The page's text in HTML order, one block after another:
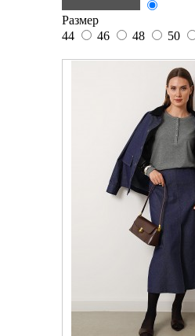
Размер
44
46 48 50